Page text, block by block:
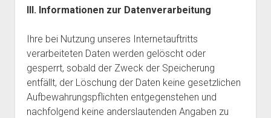
III. Informationen zur Datenverarbeitung
Ihre bei Nutzung unseres Internetauftritts
verarbeiteten Daten werden gelöscht oder
gesperrt, sobald der Zweck der Speicherung
entfällt, der Löschung der Daten keine gesetzlichen
Aufbewahrungspflichten entgegenstehen und
nachfolgend keine anderslautenden Angaben zu